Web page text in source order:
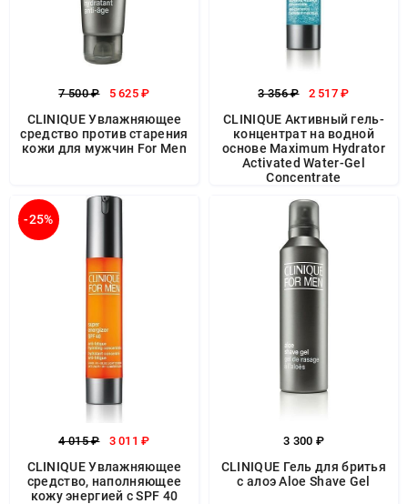
7 500 ₽ 5 625 ₽
CLINIQUE Увлажняющее
средство против старения
кожи для мужчин For Men
3 356 ₽ 2 517 ₽
CLINIQUE Активный гель-
концентрат на водной
основе Maximum Hydrator
Activated Water-Gel
Concentrate
-25%
4 015 ₽ 3 011 ₽
CLINIQUE Увлажняющее
средство, наполняющее
кожу энергией с SPF 40
3 300 ₽
CLINIQUE Гель для бритья
с алоэ Aloe Shave Gel